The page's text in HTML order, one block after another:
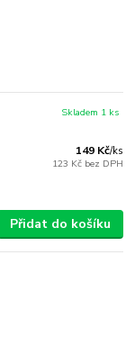
149 Kč/ks
123 Kč bez DPH
Skladem 1 ks
Přidat do košíku